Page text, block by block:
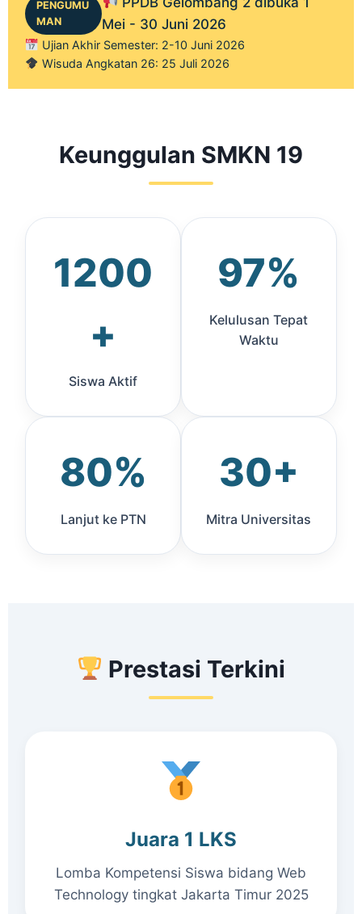
PENGUMU
MAN
Mei - 30 Juni 2026
Ujian Akhir Semester: 2-10 Juni 2026
Wisuda Angkatan 26: 25 Juli 2026
Keunggulan SMKN 19
1200
+
Siswa Aktif
97%
Kelulusan Tepat
Waktu
80%
Lanjut ke PTN
30+
Mitra Universitas
Prestasi Terkini
Juara 1 LKS
Lomba Kompetensi Siswa bidang Web
Technology tingkat Jakarta Timur 2025